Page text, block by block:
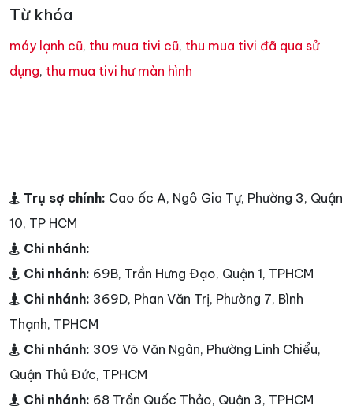
Từ khóa
máy lạnh cũ, thu mua tivi cũ, thu mua tivi đã qua sử
dụng, thu mua tivi hư màn hình
Trụ sợ chính: Cao ốc A, Ngô Gia Tự, Phường 3, Quận
10, TP HCM
Chi nhánh:
Chi nhánh: 69B, Trần Hưng Đạo, Quận 1, TPHCM
Chi nhánh: 369D, Phan Văn Trị, Phường 7, Bình
Thạnh, TPHCM
Chi nhánh: 309 Võ Văn Ngân, Phường Linh Chiểu,
Quận Thủ Đức, TPHCM
Chi nhánh: 68 Trần Quốc Thảo, Quận 3, TPHCM